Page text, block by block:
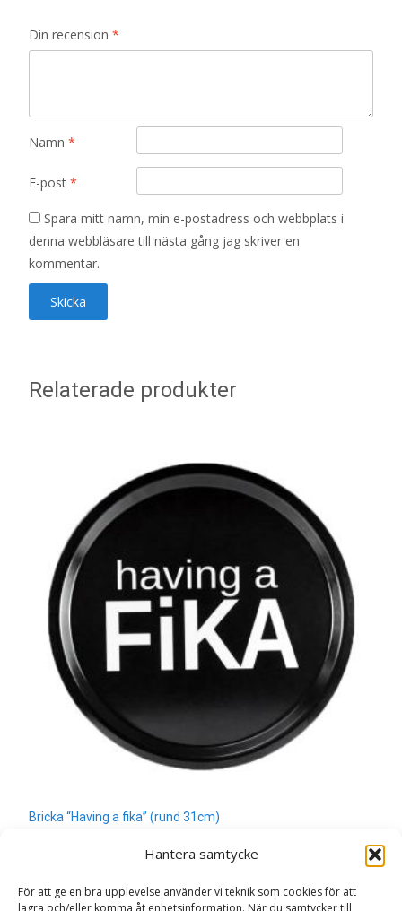
Hantera samtycke
För att ge en bra upplevelse använder vi teknik som cookies för att
lagra och/eller komma åt enhetsinformation. När du samtycker till
Din recension *
Namn *
E-post *
Spara mitt namn, min e-postadress och webbplats i
denna webbläsare till nästa gång jag skriver en
kommentar.
Relaterade produkter
Bricka “Having a fika” (rund 31cm)